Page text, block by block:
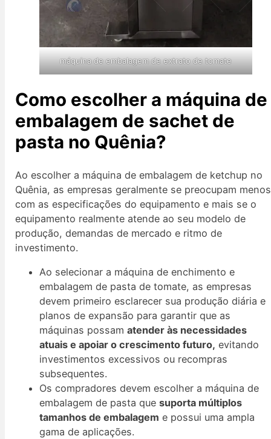
máquina de embalagem de extrato de tomate
Como escolher a máquina de
embalagem de sachet de
pasta no Quênia?
Ao escolher a máquina de embalagem de ketchup no
Quênia, as empresas geralmente se preocupam menos
com as especificações do equipamento e mais se o
equipamento realmente atende ao seu modelo de
produção, demandas de mercado e ritmo de
investimento.
Ao selecionar a máquina de enchimento e
embalagem de pasta de tomate, as empresas
devem primeiro esclarecer sua produção diária e
planos de expansão para garantir que as
máquinas possamatender às necessidades
atuais e apoiar o crescimento futuro, evitando
investimentos excessivos ou recompras
subsequentes.
Os compradores devem escolher a máquina de
embalagem de pasta quesuporta múltiplos
tamanhos de embalagem e possui uma ampla
gama de aplicações.